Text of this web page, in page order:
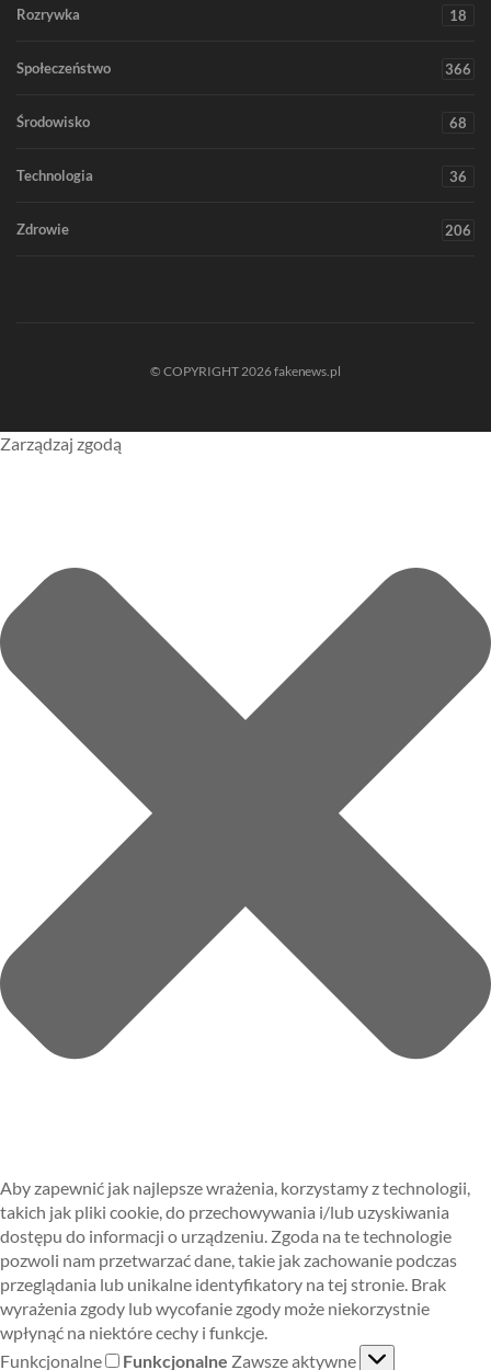
Rozrywka 18
Społeczeństwo 366
Środowisko 68
Technologia 36
Zdrowie 206
© COPYRIGHT 2026 fakenews.pl
Zarządzaj zgodą
Aby zapewnić jak najlepsze wrażenia, korzystamy z technologii,
takich jak pliki cookie, do przechowywania i/lub uzyskiwania
dostępu do informacji o urządzeniu. Zgoda na te technologie
pozwoli nam przetwarzać dane, takie jak zachowanie podczas
przeglądania lub unikalne identyfikatory na tej stronie. Brak
wyrażenia zgody lub wycofanie zgody może niekorzystnie
wpłynąć na niektóre cechy i funkcje.
Funkcjonalne
Funkcjonalne Zawsze aktywne